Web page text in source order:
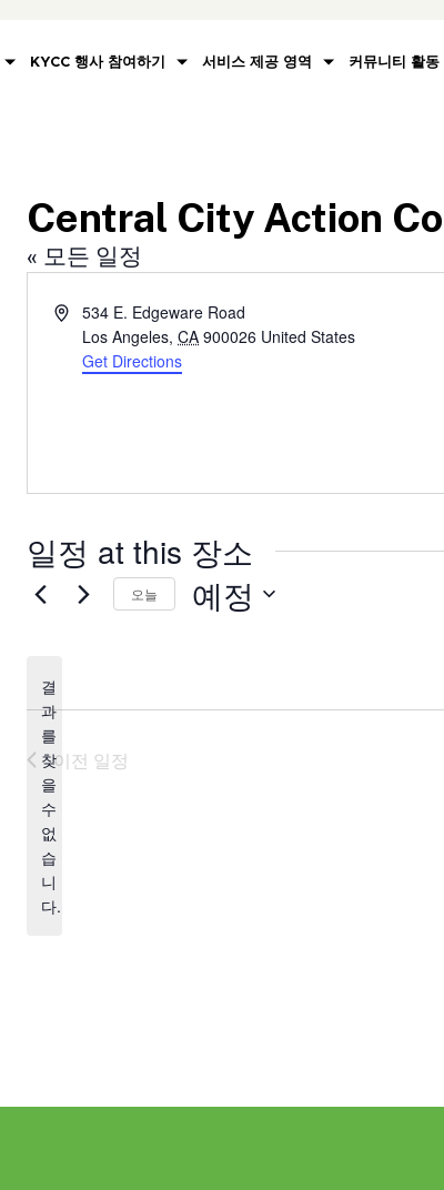
KYCC 행사 참여하기 서비스 제공 영역 커뮤니티 활동
Central City Action
« 모든 일정
Address534 E. Edgeware Road
Los Angeles, CA 900026 United States
Get Directions
일정 at this 장소
공
지
결
과
를
찾
을
수
없
습
니
다.
오늘 예정
이전 일정